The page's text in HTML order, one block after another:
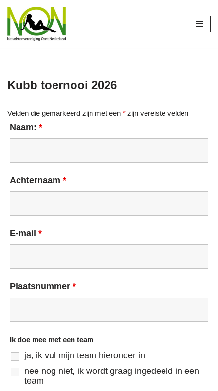
Ga
naar
Kubb toernooi 2026
Velden die gemarkeerd zijn met een * zijn vereiste velden
Naam: *
Achternaam *
E-mail *
Plaatsnummer *
Ik doe mee met een team
ja, ik vul mijn team hieronder in
nee nog niet, ik wordt graag ingedeeld in een
team